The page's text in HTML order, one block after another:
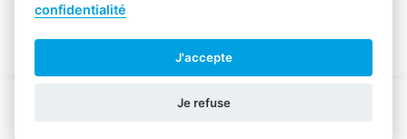
confidentialité
J'accepte
Je refuse